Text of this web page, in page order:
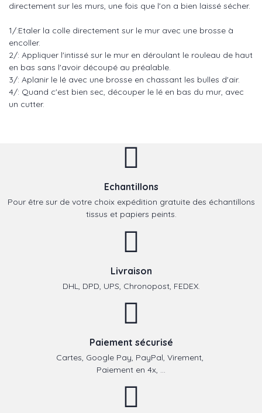
directement sur les murs, une fois que l'on a bien laissé sécher.
1/:Etaler la colle directement sur le mur avec une brosse à
encoller.
2/: Appliquer l'intissé sur le mur en déroulant le rouleau de haut
en bas sans l'avoir découpé au préalable.
3/: Aplanir le lé avec une brosse en chassant les bulles d'air.
4/: Quand c'est bien sec, découper le lé en bas du mur, avec
un cutter.
Echantillons
Pour être sur de votre choix expédition gratuite des échantillons
tissus et papiers peints.
Livraison
DHL, DPD, UPS, Chronopost, FEDEX.
Paiement sécurisé
Cartes, Google Pay, PayPal, Virement,
Paiement en 4x, ...